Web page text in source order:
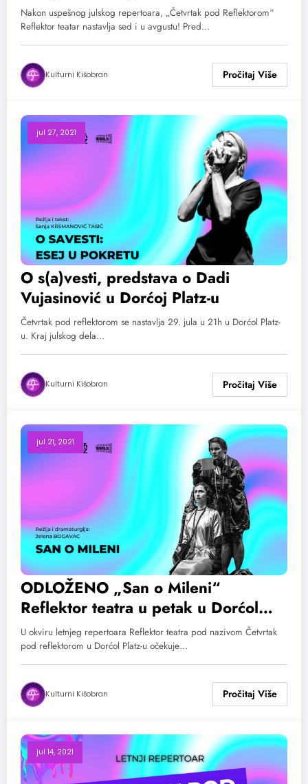
Nakon uspešnog julskog repertoara, „Četvrtak pod Reflektorom“
Reflektor teatar nastavlja sed i u avgustu! Pred…
Kulturni Kišobran
jul 27, 2021
O s(a)vesti, predstava o Dadi
Vujasinović u Dorćoj Platz-u
Četvrtak pod reflektorom se nastavlja 29. jula u 21h u Dorćol Platz-
u. Kraj julskog dela…
Kulturni Kišobran
jul 21, 2021
ODLOŽENO „San o Mileni“
Reflektor teatra u petak u Dorćol
Platz-u!
U okviru letnjeg repertoara Reflektor teatra pod nazivom Četvrtak
pod reflektorom u Dorćol Platz-u očekuje…
Kulturni Kišobran
jul 14, 2021